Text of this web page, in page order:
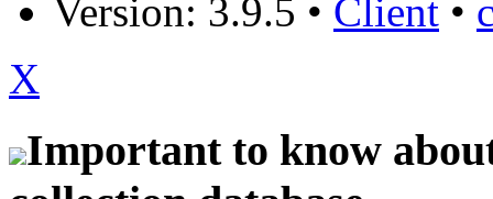
Version: 3.9.5 • Client •
X
Important to know